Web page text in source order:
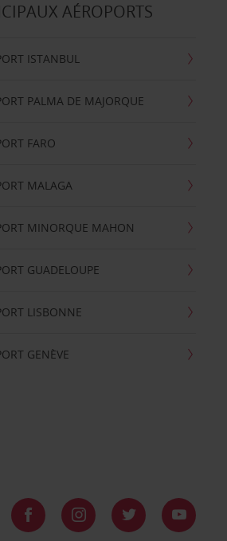
AÉROPORTS
ISTANBUL
PALMA DE MAJORQUE
FARO
MALAGA
MINORQUE MAHON
GUADELOUPE
LISBONNE
GENÈVE